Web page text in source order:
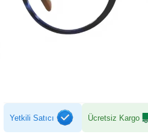
Yetkili Satıcı Ücretsiz Kargo